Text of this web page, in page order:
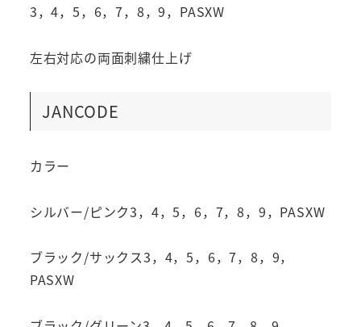
3，4，5，6，7，8，9，PASXW
左右対応の両面刺繍仕上げ
JANCODE
カラー
シルバー/ピンク3，4，5，6，7，8，9，PASXW
ブラック/サックス3，4，5，6，7，8，9，
PASXW